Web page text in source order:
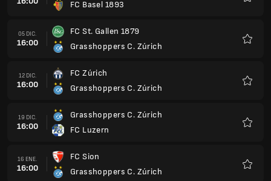
FC Basel 1893
05 DIC.
16:00
FC St. Gallen 1879
Grasshoppers C. Zúrich
12 DIC.
16:00
FC Zúrich
Grasshoppers C. Zúrich
19 DIC.
16:00
Grasshoppers C. Zúrich
FC Luzern
16 ENE.
16:00
FC Sion
Grasshoppers C. Zúrich